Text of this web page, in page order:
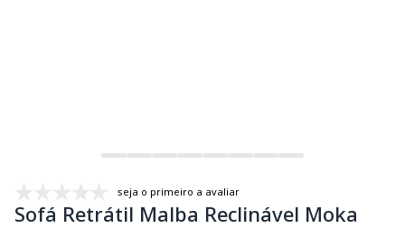
seja o primeiro a avaliar
Sofá Retrátil Malba Reclinável Moka